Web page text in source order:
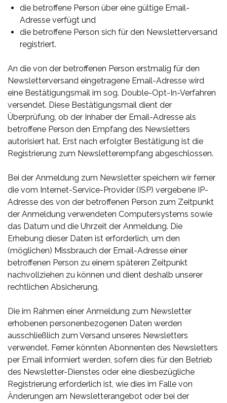
die betroffene Person über eine gültige Email-
Adresse verfügt und
die betroffene Person sich für den Newsletterversand
registriert.
An die von der betroffenen Person erstmalig für den
Newsletterversand eingetragene Email-Adresse wird
eine Bestätigungsmail im sog. Double-Opt-In-Verfahren
versendet. Diese Bestätigungsmail dient der
Überprüfung, ob der Inhaber der Email-Adresse als
betroffene Person den Empfang des Newsletters
autorisiert hat. Erst nach erfolgter Bestätigung ist die
Registrierung zum Newsletterempfang abgeschlossen.
Bei der Anmeldung zum Newsletter speichern wir ferner
die vom Internet-Service-Provider (ISP) vergebene IP-
Adresse des von der betroffenen Person zum Zeitpunkt
der Anmeldung verwendeten Computersystems sowie
das Datum und die Uhrzeit der Anmeldung. Die
Erhebung dieser Daten ist erforderlich, um den
(möglichen) Missbrauch der Email-Adresse einer
betroffenen Person zu einem späteren Zeitpunkt
nachvollziehen zu können und dient deshalb unserer
rechtlichen Absicherung.
Die im Rahmen einer Anmeldung zum Newsletter
erhobenen personenbezogenen Daten werden
ausschließlich zum Versand unseres Newsletters
verwendet. Ferner könnten Abonnenten des Newsletters
per Email informiert werden, sofern dies für den Betrieb
des Newsletter-Dienstes oder eine diesbezügliche
Registrierung erforderlich ist, wie dies im Falle von
Änderungen am Newsletterangebot oder bei der